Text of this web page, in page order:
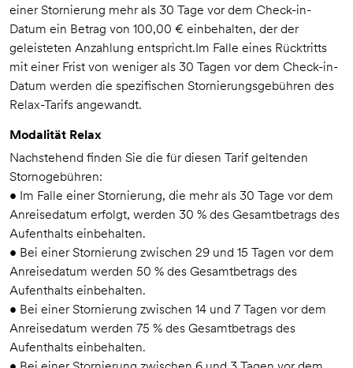
einer Stornierung mehr als 30 Tage vor dem Check-in-
Datum ein Betrag von 100,00 € einbehalten, der der
geleisteten Anzahlung entspricht.Im Falle eines Rücktritts
mit einer Frist von weniger als 30 Tagen vor dem Check-in-
Datum werden die spezifischen Stornierungsgebühren des
Relax-Tarifs angewandt.
Modalität Relax
Nachstehend finden Sie die für diesen Tarif geltenden
Stornogebühren:
• Im Falle einer Stornierung, die mehr als 30 Tage vor dem
Anreisedatum erfolgt, werden 30 % des Gesamtbetrags des
Aufenthalts einbehalten.
• Bei einer Stornierung zwischen 29 und 15 Tagen vor dem
Anreisedatum werden 50 % des Gesamtbetrags des
Aufenthalts einbehalten.
• Bei einer Stornierung zwischen 14 und 7 Tagen vor dem
Anreisedatum werden 75 % des Gesamtbetrags des
Aufenthalts einbehalten.